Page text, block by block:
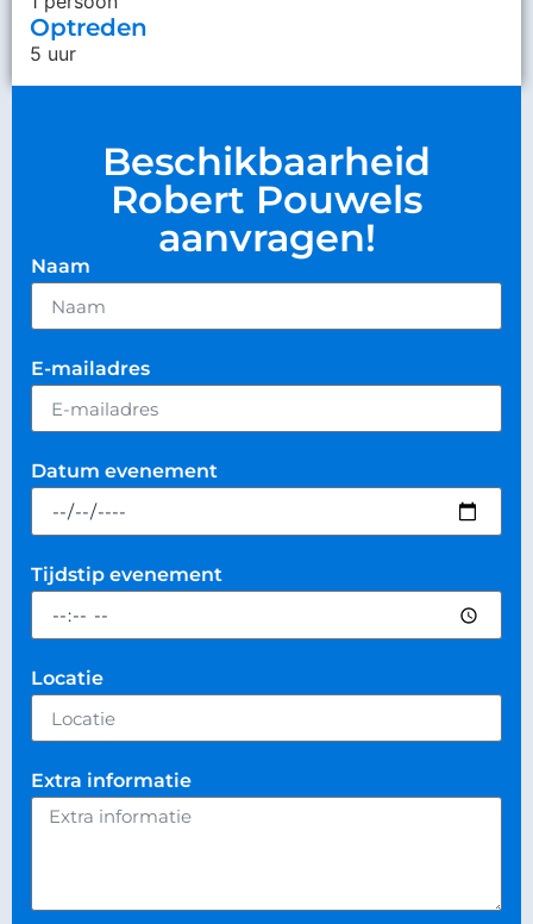
Optreden
5 uur
Beschikbaarheid
Robert Pouwels
aanvragen!
Naam
E-mailadres
Datum evenement
Tijdstip evenement
Locatie
Extra informatie